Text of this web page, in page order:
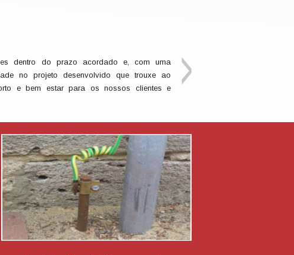
dentro do prazo acordado e, com uma
no projeto desenvolvido que trouxe ao
e bem estar para os nossos clientes e